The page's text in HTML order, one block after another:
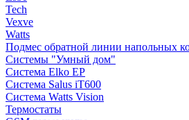
Tech
Vexve
Watts
Подмес обратной линии напольных
Системы "Умный дом"
Система Elko EP
Система Salus iT600
Система Watts Vision
Термостаты